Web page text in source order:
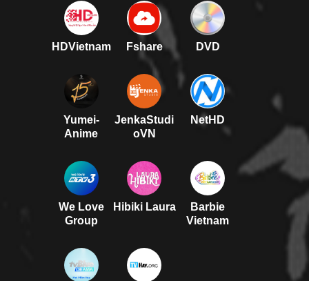
HDVietnam Fshare DVD
Yumei-
Anime
JenkaStudi
oVN
NetHD
We Love
Group
Hibiki Laura
Barbie
Vietnam